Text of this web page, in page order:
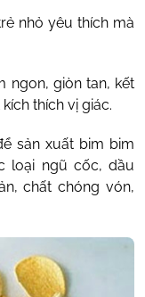
nhỏ yêu thích mà
ngon, giòn tan, kết
thích vị giác.
sản xuất bim bim
loại ngũ cốc, dầu
chất chóng vón,